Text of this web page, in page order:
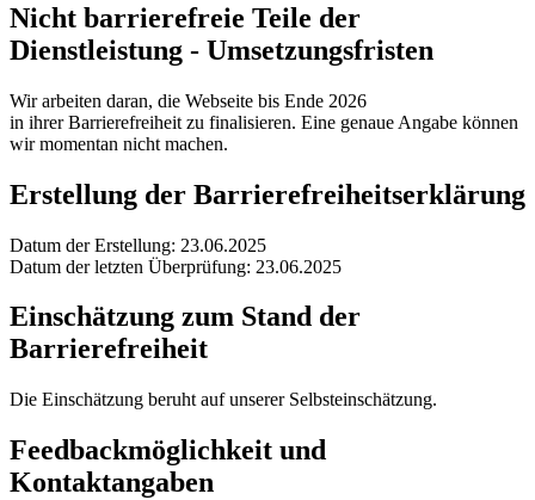
Nicht barrierefreie Teile der
Dienstleistung - Umsetzungsfristen
Wir arbeiten daran, die Webseite bis Ende 2026
in ihrer Barrierefreiheit zu finalisieren. Eine genaue Angabe können
wir momentan nicht machen.
Erstellung der Barrierefreiheitserklärung
Datum der Erstellung: 23.06.2025
Datum der letzten Überprüfung: 23.06.2025
Einschätzung zum Stand der
Barrierefreiheit
Die Einschätzung beruht auf unserer Selbsteinschätzung.
Feedbackmöglichkeit und
Kontaktangaben